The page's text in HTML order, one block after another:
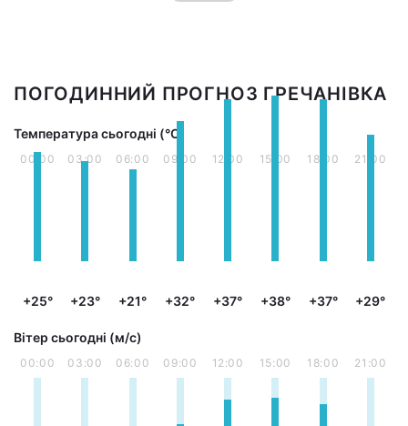
ПОГОДИННИЙ ПРОГНОЗ ГРЕЧАНІВКА
Температура сьогодні (°С)
00:00
+25°
03:00
+23°
06:00
+21°
09:00
+32°
12:00
+37°
15:00
+38°
18:00
+37°
21:00
+29°
Вітер сьогодні (м/с)
00:00 03:00 06:00 09:00 12:00 15:00 18:00 21:00